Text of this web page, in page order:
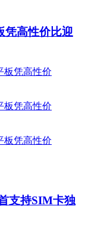
凭高性价比迎
支持SIM卡独